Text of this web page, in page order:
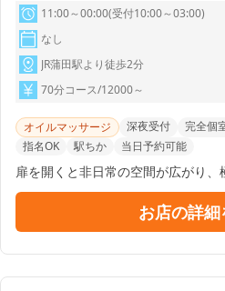
11:00～00:00(受付10:00～03:00)
なし
JR蒲田駅より徒歩2分
70分コース/12000～
オイルマッサージ 深夜受付 完全個
指名OK
駅ちか 当日予約可能
扉を開くと非日常の空間が広がり、
「とにかく気持ちの良いマッサー
た「愛といたわりの心」で、貴方
い。 そんな思いからHiper(イーペル)は生まれました。 オトナの
お店の詳細